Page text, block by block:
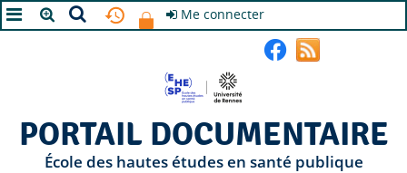
Me connecter
PORTAIL DOCUMENTAIRE
École des hautes études en santé publique